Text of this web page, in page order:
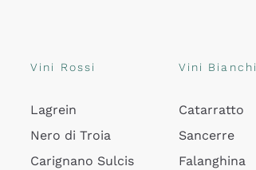
Vini Rossi
Lagrein
Nero di Troia
Carignano Sulcis
Vini Bianchi
Catarratto
Sancerre
Falanghina